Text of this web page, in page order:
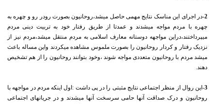
2- در اجرای این مناسک نتایج مهمی حاصل میشد،روحانیون بصورت رودر رو و چهره به
چهره با مردم مواجه میشدند و عمدتا از طریق رفتار خود به تربیت دینی مردم
میپرداختند،دراین مواجهه دوستانه معارف اسلامی به مردم منتقل میشد،مردم نیز از
نزدیک رفتار و کردار روحانیون را بصورت ملموس مشاهده میکردند واین مساله باعث
میشد مردم با روحانیون متعددی مواجه شوند ،وخود بتوانند روحانیون را از هم تشخیص
دهند.
3-این روال از منظر اجتماعی نتایج مثبتی را در پی داشت :اول اینکه مردم در مواجهه با
روحانیون و درک صداقت آنها حامی سرسخت آنها میشدند و در جریانهای اجتماعی